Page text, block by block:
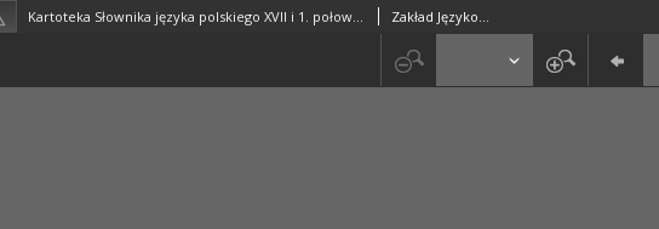
Kartoteka Słownika języka polskiego XVII i 1. połowy XVIII wieku; Placek - Plugawy Zakład Językoznawstwa PAN w Warszawie